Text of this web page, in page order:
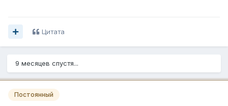
Цитата
9 месяцев спустя...
Постоянный